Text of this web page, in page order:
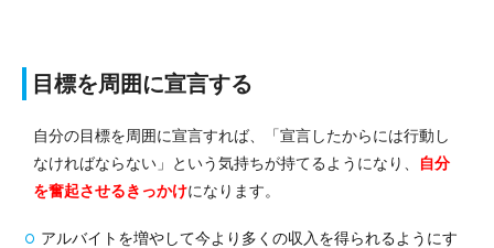
目標を周囲に宣言する
自分の目標を周囲に宣言すれば、「宣言したからには行動し
なければならない」という気持ちが持てるようになり、
自分
を奮起させるきっかけになります。
アルバイトを増やして今より多くの収入を得られるようにす